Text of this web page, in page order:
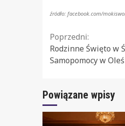
źródło: facebook.com/
Continue
Reading
Poprzedni:
Rodzinne Święto w
Samopomocy w
Powiązane wpisy